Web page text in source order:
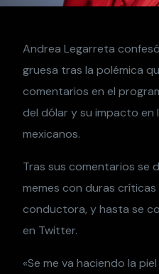
Andrea Legarreta
gruesa tras la polémica
comentarios en el
del dólar y su impacto en
mexicanos.
Tras sus comentarios se
memes con duras
conductora, y hasta se
en Twitter.
«Se me va haciendo la